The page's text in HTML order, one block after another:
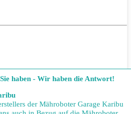
haben - Wir haben die Antwort!
der Mähroboter Garage Karibu